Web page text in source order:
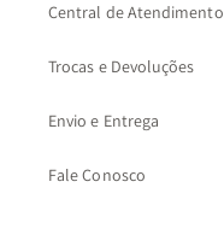
Central de Atendimento
Trocas e Devoluções
Envio e Entrega
Fale Conosco